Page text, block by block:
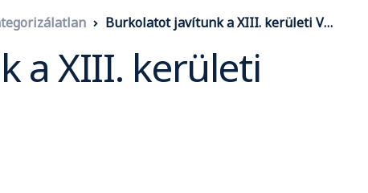
Burkolatot javítunk a XIII. kerületi Vágány utcában
a XIII. kerületi